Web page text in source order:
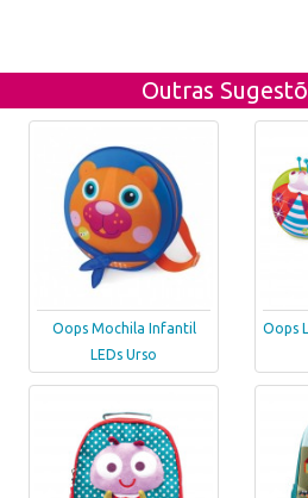
Outras
Oops Mochila Infantil
LEDs Urso
Oops